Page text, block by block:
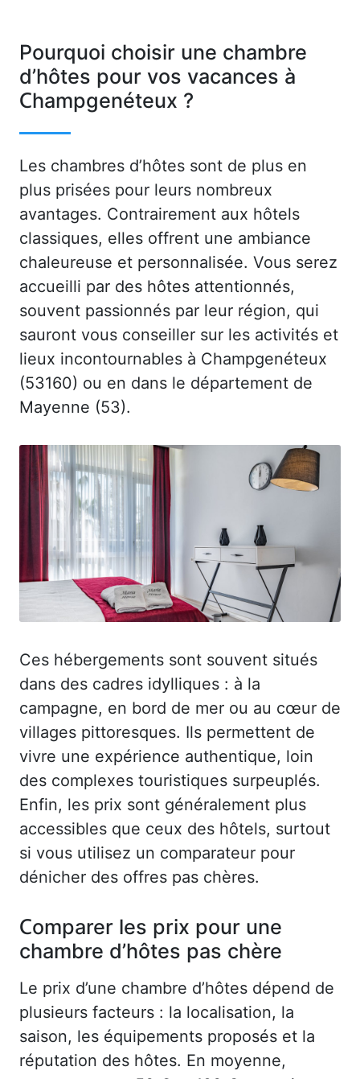
Pourquoi choisir une chambre
d’hôtes pour vos vacances à
Champgenéteux ?
Les chambres d’hôtes sont de plus en
plus prisées pour leurs nombreux
avantages. Contrairement aux hôtels
classiques, elles offrent une ambiance
chaleureuse et personnalisée. Vous serez
accueilli par des hôtes attentionnés,
souvent passionnés par leur région, qui
sauront vous conseiller sur les activités et
lieux incontournables à Champgenéteux
(53160) ou en dans le département de
Mayenne (53).
Ces hébergements sont souvent situés
dans des cadres idylliques : à la
campagne, en bord de mer ou au cœur de
villages pittoresques. Ils permettent de
vivre une expérience authentique, loin
des complexes touristiques surpeuplés.
Enfin, les prix sont généralement plus
accessibles que ceux des hôtels, surtout
si vous utilisez un comparateur pour
dénicher des offres pas chères.
Comparer les prix pour une
chambre d’hôtes pas chère
Le prix d’une chambre d’hôtes dépend de
plusieurs facteurs : la localisation, la
saison, les équipements proposés et la
réputation des hôtes. En moyenne,